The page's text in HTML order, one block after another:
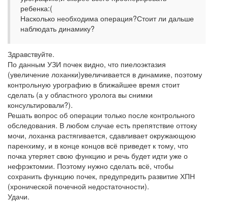
ребенка:(
Насколько необходима операция?Стоит ли дальше
наблюдать динамику?
Здравствуйте.
По данным УЗИ почек видно, что пиелоэктазия
(увеличение лоханки)увеличивается в динамике, поэтому
контрольную урографию в ближайшее время стоит
сделать (а у областного уролога вы снимки
консультировали?).
Решать вопрос об операции только после контрольного
обследования. В любом случае есть препятствие оттоку
мочи, лоханка растягивается, сдавливает окружающюю
паренхиму, и в конце концов всё приведет к тому, что
почка утеряет свою функцию и речь будет идти уже о
нефрэктомии. Поэтому нужно сделать всё, чтобы
сохранить функцию почек, предупредить развитие ХПН
(хронической почечной недостаточности).
Удачи.